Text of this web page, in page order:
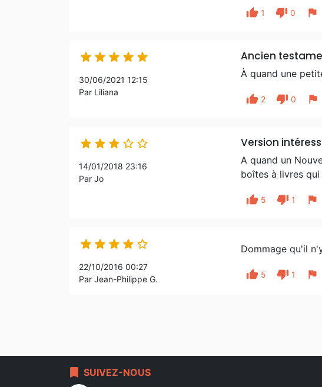
thumb_up 1 thumb_down 0 flag
    
30/06/2021 12:15
Par Liliana
Ancien
À quand une
thumb_up 2 thumb_down 0 flag
    
14/01/2018 23:16
Par Jo
Version
A quand un
boîtes à livres
thumb_up 5 thumb_down 1 flag
    
22/10/2016 00:27
Par Jean-Philippe G.
Dommage qu'il
thumb_up 5 thumb_down 1 flag
bookmark SUIVEZ-NOUS